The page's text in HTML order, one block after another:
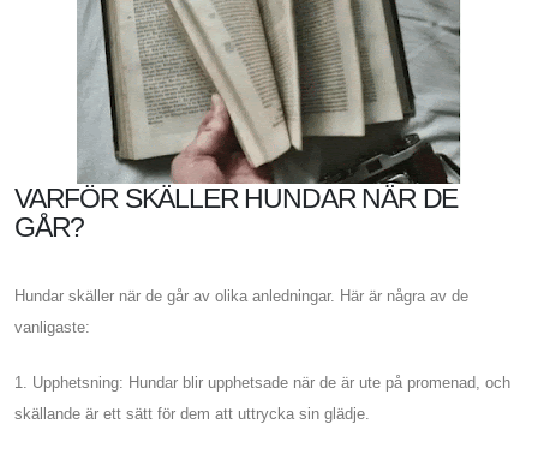
VARFÖR SKÄLLER HUNDAR NÄR DE
GÅR?
Hundar skäller när de går av olika anledningar. Här är några av de
vanligaste:
1. Upphetsning: Hundar blir upphetsade när de är ute på promenad, och
skällande är ett sätt för dem att uttrycka sin glädje.